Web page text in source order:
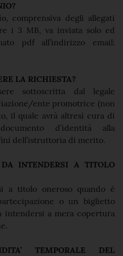
comprensiva degli allegati
i 3 MB, va inviata solo ed
pdf all’indirizzo email:
LA RICHIESTA?
sottoscritta dal legale
ente promotrice (non
il quale avrà altresì cura di
d’identità alla
dell’istruttoria di merito.
DA INTENDERSI A TITOLO
a titolo oneroso quando è
o un biglietto
intendersi a mera copertura
TEMPORALE DEL